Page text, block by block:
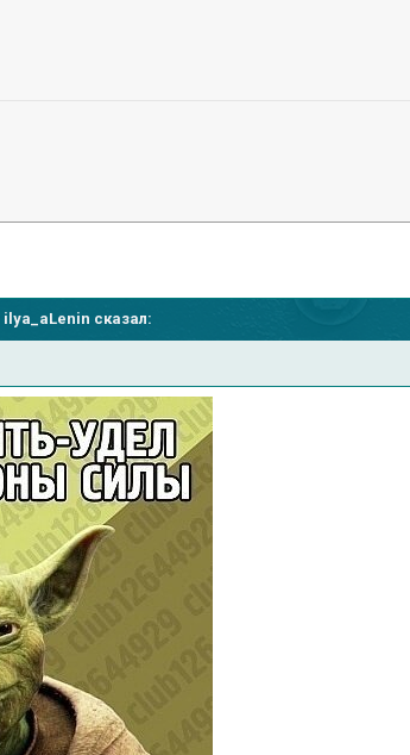
ilya_aLenin сказал: